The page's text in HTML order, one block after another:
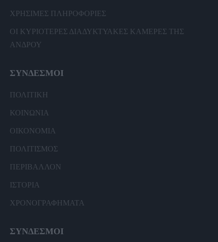
ΧΡΗΣΙΜΕΣ ΠΛΗΡΟΦΟΡΙΕΣ
ΟΙ ΚΥΡΙΟΤΕΡΕΣ ΔΙΑΔΥΚΤΥΑΚΕΣ ΚΑΜΕΡΕΣ ΤΗΣ
ΑΝΔΡΟΥ
ΣΥΝΔΕΣΜΟΙ
ΠΟΛΙΤΙΚΗ
ΚΟΙΝΩΝΙΑ
ΟΙΚΟΝΟΜΙΑ
ΠΟΛΙΤΙΣΜΟΣ
ΠΕΡΙΒΑΛΛΟΝ
ΙΣΤΟΡΙΑ
ΧΡΟΝΟΓΡΑΦΗΜΑΤΑ
ΣΥΝΔΕΣΜΟΙ